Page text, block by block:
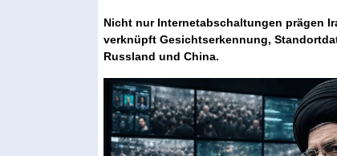
Nicht nur Internetabschaltungen prägen
verknüpft Gesichtserkennung,
Russland und China.